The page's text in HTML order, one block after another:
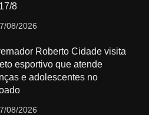
8
08/2026
Roberto Cidade visita
esportivo que atende
e adolescentes no
08/2026